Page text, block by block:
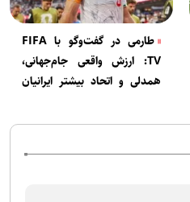
طارمی در گفت‌و‌گو با FIFA
TV: ارزش واقعی جام‌جهانی،
همدلی و اتحاد بیشتر ایرانیان